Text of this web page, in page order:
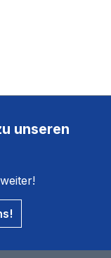
unseren